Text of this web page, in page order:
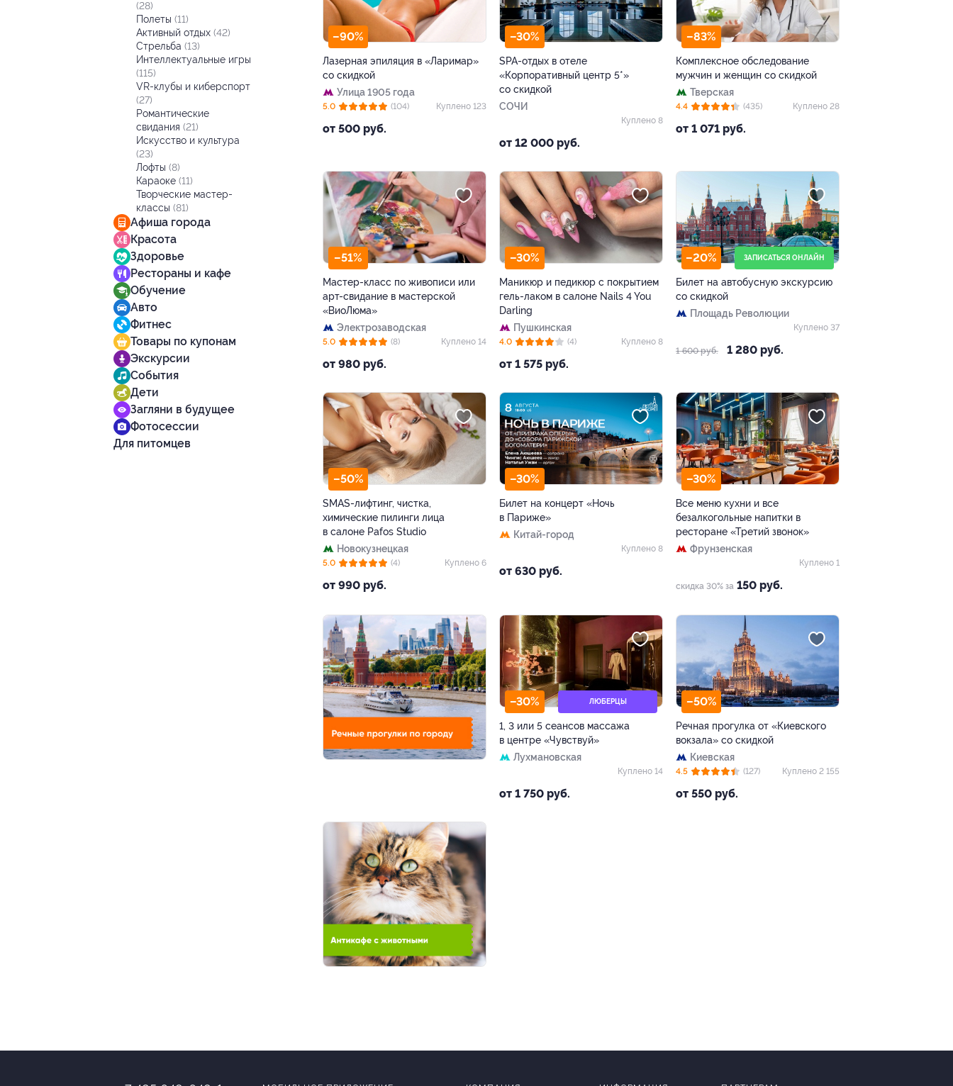
Афиша города
Красота
Здоровье
Рестораны и кафе
Обучение
Авто
Фитнес
Товары по купонам
(28)
Полеты (11)
Активный отдых (42)
Стрельба (13)
Интеллектуальные игры
(115)
VR-клубы и киберспорт
(27)
Романтические
свидания (21)
Искусство и культура
(23)
Лофты (8)
Караоке (11)
Творческие мастер-
классы (81)
Экскурсии
События
Дети
Загляни в будущее
Фотосессии
Для питомцев
–90%
Лазерная эпиляция в «Ларимар»
со скидкой
Улица 1905 года
от 500 руб.
5.0 (104) Куплено 123
–30%
SPA-отдых в отеле
«Корпоративный центр 5*»
со скидкой
СОЧИ
от 12 000 руб.
Куплено 8
–83%
Комплексное обследование
мужчин и женщин со скидкой
Тверская
от 1 071 руб.
4.4 (435) Куплено 28
–51%
Мастер-класс по живописи или
арт-свидание в мастерской
«ВиоЛюма»
Электрозаводская
от 980 руб.
5.0 (8) Куплено 14
–30%
Маникюр и педикюр с покрытием
гель-лаком в салоне Nails 4 You
Darling
Пушкинская
от 1 575 руб.
4.0 (4) Куплено 8
–20% ЗАПИСАТЬСЯ ОНЛАЙН
Билет на автобусную экскурсию
со скидкой
Площадь Революции
1 600 руб. 1 280 руб.
Куплено 37
–50%
SMAS-лифтинг, чистка,
химические пилинги лица
в салоне Pafos Studio
Новокузнецкая
от 990 руб.
5.0 (4) Куплено 6
–30%
Билет на концерт «Ночь
в Париже»
Китай-город
от 630 руб.
Куплено 8
–30%
Все меню кухни и все
безалкогольные напитки в
ресторане «Третий звонок»
Фрунзенская
скидка 30% за 150 руб.
Куплено 1
–30% ЛЮБЕРЦЫ
1, 3 или 5 сеансов массажа
в центре «Чувствуй»
Лухмановская
от 1 750 руб.
Куплено 14
–50%
Речная прогулка от «Киевского
вокзала» со скидкой
Киевская
от 550 руб.
4.5 (127) Куплено 2 155